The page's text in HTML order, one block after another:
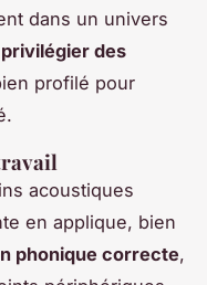
dans un univers
privilégier des
profilé pour
acoustiques
en applique, bien
phonique correcte,